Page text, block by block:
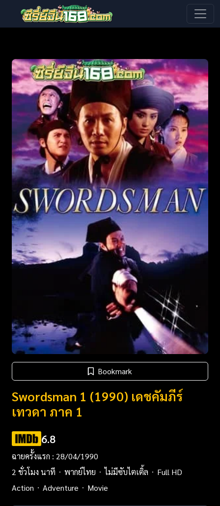
Bookmark
Swordsman 1 (1990) เดชคัมภีร์
เทวดา ภาค 1
6.8
ฉายครั้งแรก : 28/04/1990
2 ชั่วโมง นาที
พากย์ไทย ไม่มีซับไตเติ้ล
Full HD
Action
Adventure Movie